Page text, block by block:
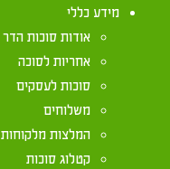
מידע כללי
אודות סוכות הדר
אחריות לסוכה
סוכות לעסקים
משלוחים
המלצות מלקוחות
קטלוג סוכות